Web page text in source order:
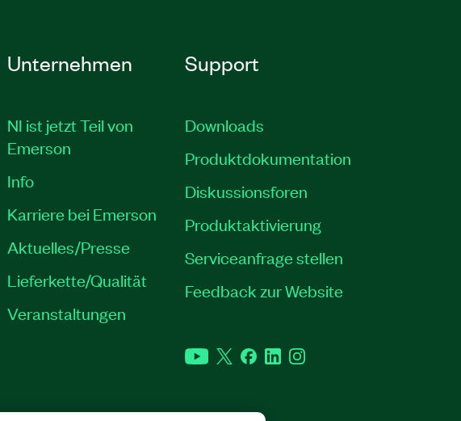
Unternehmen
NI ist jetzt Teil von
Emerson
Info
Karriere bei Emerson
Aktuelles/Presse
Lieferkette/Qualität
Veranstaltungen
Support
Downloads
Produktdokumentation
Diskussionsforen
Produktaktivierung
Serviceanfrage stellen
Feedback zur Website
YouTubeTwitterFacebookLinkedInInstagram